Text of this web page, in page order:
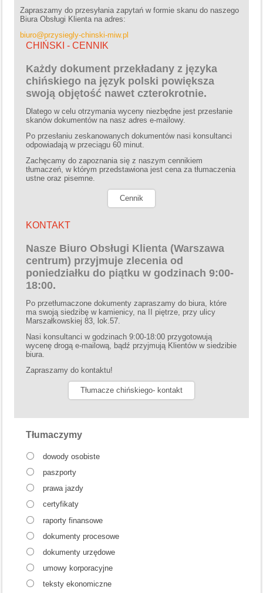
Zapraszamy do przesyłania zapytań w formie skanu do naszego
Biura Obsługi Klienta na adres:
biuro@przysiegly-chinski-miw.pl
CHIŃSKI - CENNIK
Każdy dokument przekładany z języka
chińskiego na język polski powiększa
swoją objętość nawet czterokrotnie.
Dlatego w celu otrzymania wyceny niezbędne jest przesłanie
skanów dokumentów na nasz adres e-mailowy.
Po przesłaniu zeskanowanych dokumentów nasi konsultanci
odpowiadają w przeciągu 60 minut.
Zachęcamy do zapoznania się z naszym cennikiem
tłumaczeń, w którym przedstawiona jest cena za tłumaczenia
ustne oraz pisemne.
Cennik
KONTAKT
Nasze Biuro Obsługi Klienta (Warszawa
centrum) przyjmuje zlecenia od
poniedziałku do piątku w godzinach 9:00-
18:00.
Po przetłumaczone dokumenty zapraszamy do biura, które
ma swoją siedzibę w kamienicy, na II piętrze, przy ulicy
Marszałkowskiej 83, lok.57.
Nasi konsultanci w godzinach 9:00-18:00 przygotowują
wycenę drogą e-mailową, bądź przyjmują Klientów w siedzibie
biura.
Zapraszamy do kontaktu!
Tłumacze chińskiego- kontakt
Tłumaczymy
dowody osobiste
paszporty
prawa jazdy
certyfikaty
raporty finansowe
dokumenty procesowe
dokumenty urzędowe
umowy korporacyjne
teksty ekonomiczne